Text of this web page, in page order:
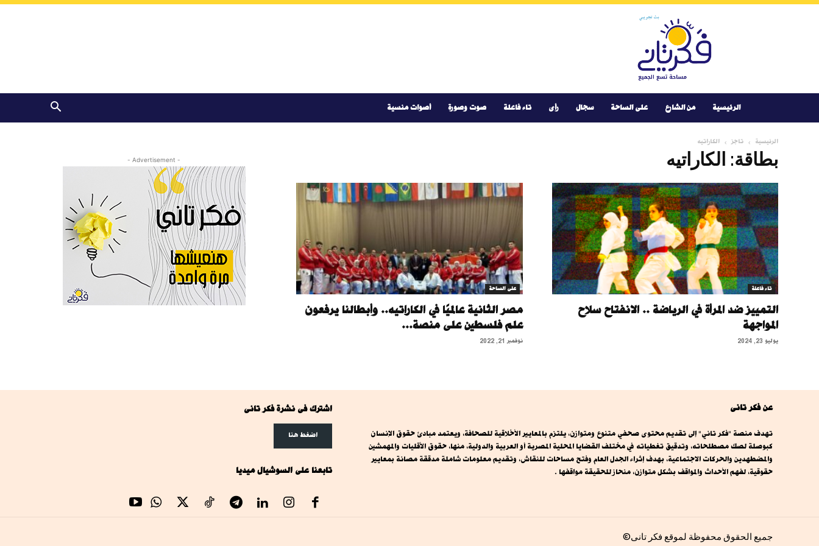
الرئيسية من الشارع على الساحة سجال رأى تاء فاعلة صوت وصورة أصوات منسية
الرئيسية تاجز الكاراتيه
بطاقة: الكاراتيه
تاء فاعلة
التمييز ضد المرأة في الرياضة .. الانفتاح سلاح
المواجهة
يوليو 23, 2024
على الساحة
مصر الثانية عالميًا في الكاراتيه.. وأبطالنا يرفعون
علم فلسطين على منصة...
نوفمبر 21, 2022
- Advertisement -
عن فكر تانى
تهدف منصة "فكر تاني" إلى تقديم محتوى صحفي متنوع ومتوازن، يلتزم بالمعايير الأخلاقية للصحافة، ويعتمد مبادئ حقوق الإنسان
كبوصلة لصك مصطلحاته، وتدقيق تغطياته في مختلف القضايا المحلية المصرية أو العربية والدولية، منها، حقوق الأقليات والمهمشين
والمضطهدين والحركات الاجتماعية، بهدف إثراء الجدل العام وفتح مساحات للنقاش، وتقديم معلومات شاملة مدققة مصانة بمعايير
حقوقية، لفهم الأحداث والمواقف بشكل متوازن، منحاز للحقيقة مواقفها .
اشترك فى نشرة فكر تانى
اضغط هنا
تابعنا على السوشيال ميديا
جميع الحقوق محفوظة لموقع فكر تانى©